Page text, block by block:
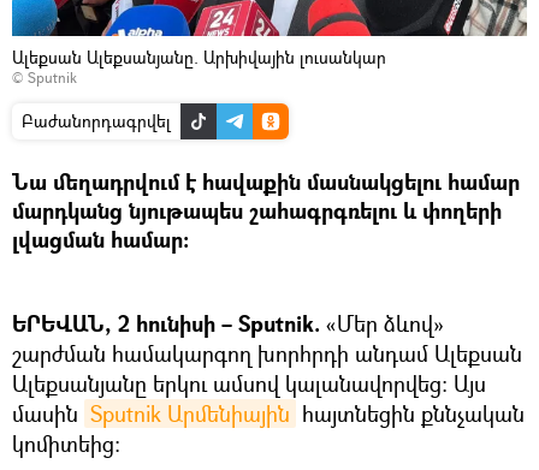
Ալեքսան Ալեքսանյանը. Արխիվային լուսանկար
© Sputnik
Բաժանորդագրվել
Նա մեղադրվում է հավաքին մասնակցելու համար
մարդկանց նյութապես շահագրգռելու և փողերի
լվացման համար։
ԵՐԵՎԱՆ, 2 հունիսի – Sputnik. «Մեր ձևով»
շարժման համակարգող խորհրդի անդամ Ալեքսան
Ալեքսանյանը երկու ամսով կալանավորվեց։ Այս
մասին Sputnik Արմենիային հայտնեցին քննչական
կոմիտեից։